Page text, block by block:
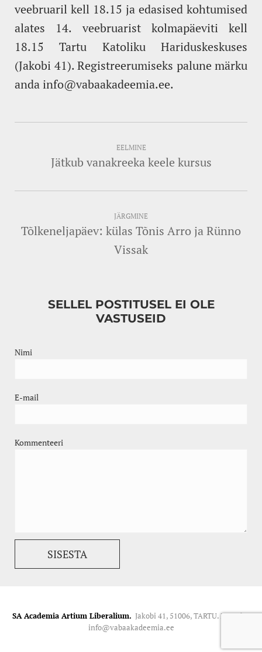
veebruaril kell 18.15 ja edasised kohtumised
alates 14. veebruarist kolmapäeviti kell
18.15 Tartu Katoliku Hariduskeskuses
(Jakobi 41). Registreerumiseks palune märku
anda info@vabaakadeemia.ee.
EELMINE
Jätkub vanakreeka keele kursus
JÄRGMINE
Tõlkeneljapäev: külas Tõnis Arro ja Rünno
Vissak
SELLEL POSTITUSEL EI OLE
VASTUSEID
Nimi
E-mail
Kommenteeri
SA Academia Artium Liberalium. Jakobi 41, 51006, TARTU. Kontakt:
info@vabaakadeemia.ee